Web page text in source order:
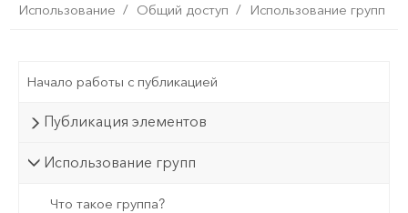
Использование Общий доступ Использование групп
Начало работы с публикацией
Публикация элементов
Использование групп
Что такое группа?